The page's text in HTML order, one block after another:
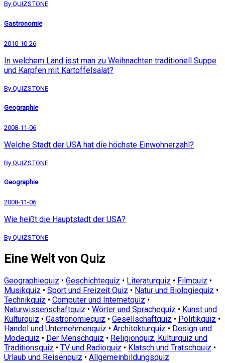
By QUIZSTONE
Gastronomie
2010-10-26
In welchem Land isst man zu Weihnachten traditionell Suppe
und Karpfen mit Kartoffelsalat?
By QUIZSTONE
Geographie
2008-11-06
Welche Stadt der USA hat die höchste Einwohnerzahl?
By QUIZSTONE
Geographie
2008-11-06
Wie heißt die Hauptstadt der USA?
By QUIZSTONE
Eine Welt von Quiz
Geographiequiz • Geschichtequiz • Literaturquiz • Filmquiz •
Musikquiz • Sport und Freizeit Quiz • Natur und Biologiequiz •
Technikquiz • Computer und Internetquiz •
Naturwissenschaftquiz • Wörter und Sprachequiz • Kunst und
Kulturquiz • Gastronomiequiz • Gesellschaftquiz • Politikquiz •
Handel und Unternehmenquiz • Architekturquiz • Design und
Modequiz • Der Menschquiz • Religionquiz, Kulturquiz und
Traditionsquiz • TV und Radioquiz • Klatsch und Tratschquiz •
Urlaub und Reisenquiz • Allgemeinbildungsquiz